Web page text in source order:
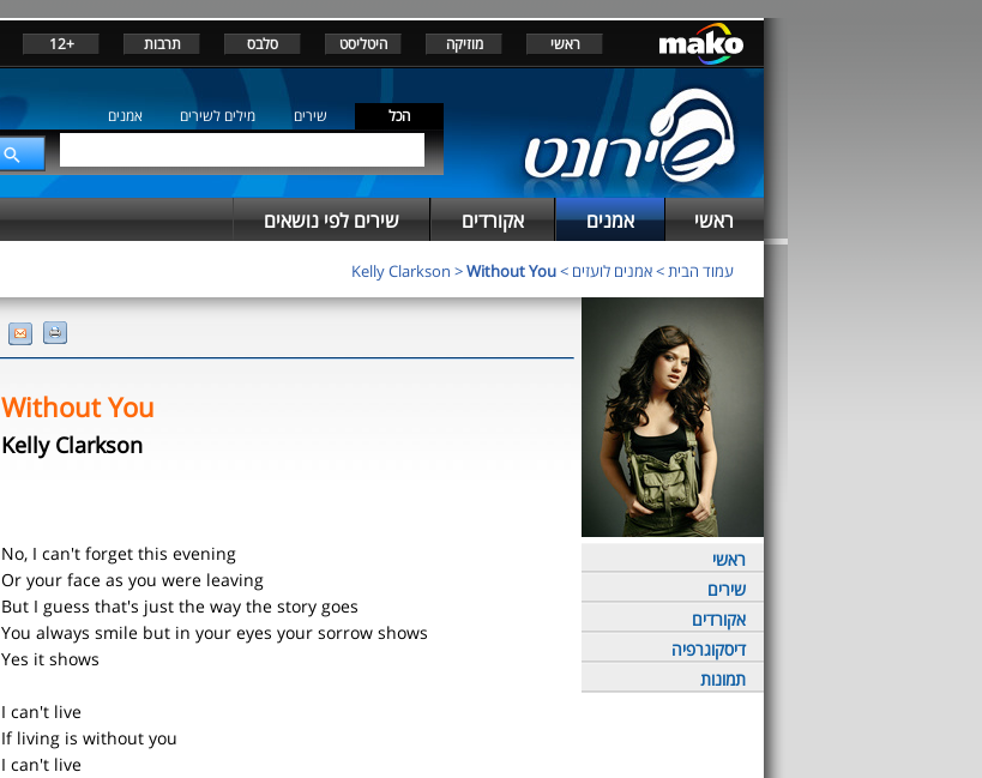
ראשי מוזיקה היטליסט סלבס תרבות +12
הכל שירים מילים לשירים אמנים
ראשי אמנים אקורדים שירים לפי נושאים
עמוד הבית>אמנים לועזים >
Kelly Clarkson >Without You
ראשי
שירים
אקורדים
דיסקוגרפיה
תמונות
Without You
Kelly Clarkson
No, I can't forget this evening
Or your face as you were leaving
But I guess that's just the way the story goes
You always smile but in your eyes your sorrow shows
Yes it shows
I can't live
If living is without you
I can't live